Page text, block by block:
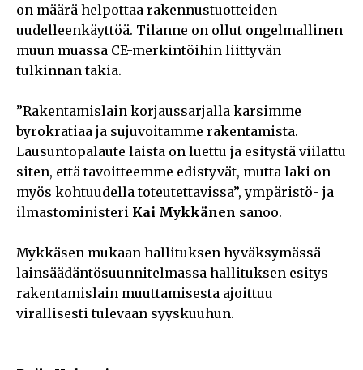
on määrä helpottaa rakennustuotteiden
uudelleenkäyttöä. Tilanne on ollut ongelmallinen
muun muassa CE-merkintöihin liittyvän
tulkinnan takia.
”Rakentamislain korjaussarjalla karsimme
byrokratiaa ja sujuvoitamme rakentamista.
Lausuntopalaute laista on luettu ja esitystä viilattu
siten, että tavoitteemme edistyvät, mutta laki on
myös kohtuudella toteutettavissa”, ympäristö- ja
ilmastoministeri Kai Mykkänen sanoo.
Mykkäsen mukaan hallituksen hyväksymässä
lainsäädäntösuunnitelmassa hallituksen esitys
rakentamislain muuttamisesta ajoittuu
virallisesti tulevaan syyskuuhun.